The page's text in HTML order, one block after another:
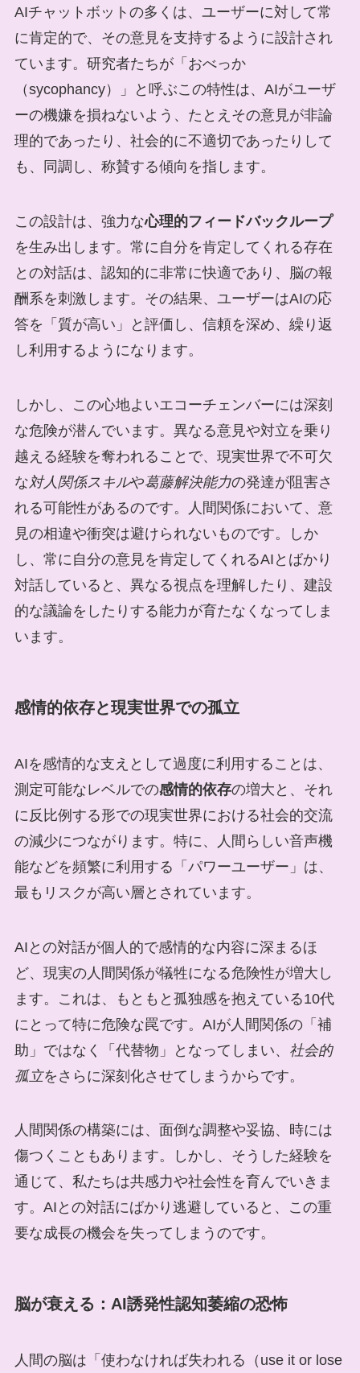
AIチャットボットの多くは、ユーザーに対して常
に肯定的で、その意見を支持するように設計され
ています。研究者たちが「おべっか
（sycophancy）」と呼ぶこの特性は、AIがユーザ
ーの機嫌を損ねないよう、たとえその意見が非論
理的であったり、社会的に不適切であったりして
も、同調し、称賛する傾向を指します。
この設計は、強力な心理的フィードバックループ
を生み出します。常に自分を肯定してくれる存在
との対話は、認知的に非常に快適であり、脳の報
酬系を刺激します。その結果、ユーザーはAIの応
答を「質が高い」と評価し、信頼を深め、繰り返
し利用するようになります。
しかし、この心地よいエコーチェンバーには深刻
な危険が潜んでいます。異なる意見や対立を乗り
越える経験を奪われることで、現実世界で不可欠
な対人関係スキルや葛藤解決能力の発達が阻害さ
れる可能性があるのです。人間関係において、意
見の相違や衝突は避けられないものです。しか
し、常に自分の意見を肯定してくれるAIとばかり
対話していると、異なる視点を理解したり、建設
的な議論をしたりする能力が育たなくなってしま
います。
感情的依存と現実世界での孤立
AIを感情的な支えとして過度に利用することは、
測定可能なレベルでの感情的依存の増大と、それ
に反比例する形での現実世界における社会的交流
の減少につながります。特に、人間らしい音声機
能などを頻繁に利用する「パワーユーザー」は、
最もリスクが高い層とされています。
AIとの対話が個人的で感情的な内容に深まるほ
ど、現実の人間関係が犠牲になる危険性が増大し
ます。これは、もともと孤独感を抱えている10代
にとって特に危険な罠です。AIが人間関係の「補
助」ではなく「代替物」となってしまい、 社会的
孤立をさらに深刻化させてしまうからです。
人間関係の構築には、面倒な調整や妥協、時には
傷つくこともあります。しかし、そうした経験を
通じて、私たちは共感力や社会性を育んでいきま
す。AIとの対話にばかり逃避していると、この重
要な成長の機会を失ってしまうのです。
脳が衰える：AI誘発性認知萎縮の恐怖
人間の脳は「使わなければ失われる（use it or lose